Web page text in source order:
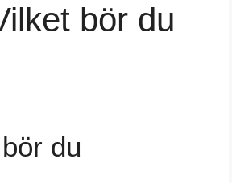
bör du
du